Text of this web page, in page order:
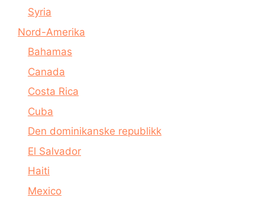
Syria
Nord-Amerika
Bahamas
Canada
Costa Rica
Cuba
Den dominikanske republikk
El Salvador
Haiti
Mexico